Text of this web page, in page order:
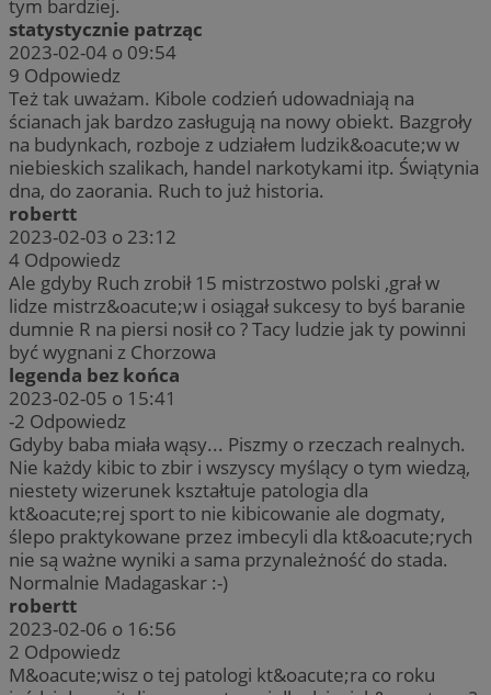
tym bardziej.
statystycznie patrząc
2023-02-04 o 09:54
9 Odpowiedz
Też tak uważam. Kibole codzień udowadniają na
ścianach jak bardzo zasługują na nowy obiekt. Bazgroły
na budynkach, rozboje z udziałem ludzik&oacute;w w
niebieskich szalikach, handel narkotykami itp. Świątynia
dna, do zaorania. Ruch to już historia.
robertt
2023-02-03 o 23:12
4 Odpowiedz
Ale gdyby Ruch zrobił 15 mistrzostwo polski ,grał w
lidze mistrz&oacute;w i osiągał sukcesy to byś baranie
dumnie R na piersi nosił co ? Tacy ludzie jak ty powinni
być wygnani z Chorzowa
legenda bez końca
2023-02-05 o 15:41
-2 Odpowiedz
Gdyby baba miała wąsy... Piszmy o rzeczach realnych.
Nie każdy kibic to zbir i wszyscy myślący o tym wiedzą,
niestety wizerunek kształtuje patologia dla
kt&oacute;rej sport to nie kibicowanie ale dogmaty,
ślepo praktykowane przez imbecyli dla kt&oacute;rych
nie są ważne wyniki a sama przynależność do stada.
Normalnie Madagaskar :-)
robertt
2023-02-06 o 16:56
2 Odpowiedz
M&oacute;wisz o tej patologi kt&oacute;ra co roku